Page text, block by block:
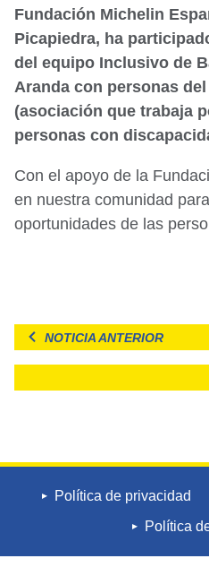
Fundación Michelin
Picapiedra, ha
del equipo Inclusivo de
Aranda con personas
(asociación que trabaja
personas con
Con el apoyo de la
en nuestra comunidad
oportunidades de las
NOTICIA ANTERIOR
Política de privacidad
Política